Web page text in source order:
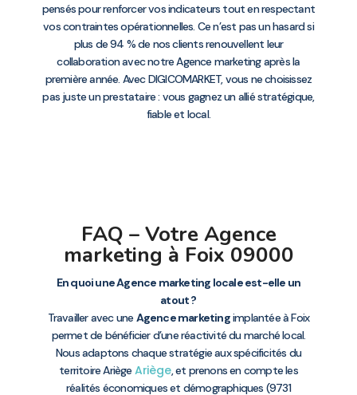
pensés pour renforcer vos indicateurs tout en respectant
vos contraintes opérationnelles. Ce n’est pas un hasard si
plus de 94 % de nos clients renouvellent leur
collaboration avec notre Agence marketing après la
première année. Avec DIGICOMARKET, vous ne choisissez
pas juste un prestataire : vous gagnez un allié stratégique,
fiable et local.
FAQ – Votre Agence
marketing à Foix 09000
En quoi une Agence marketing locale est-elle un
atout ?
Travailler avec une Agence marketingimplantée à Foix
permet de bénéficier d’une réactivité du marché local.
Nous adaptons chaque stratégie aux spécificités du
territoire Ariège Ariège, et prenons en compte les
réalités économiques et démographiques (9731